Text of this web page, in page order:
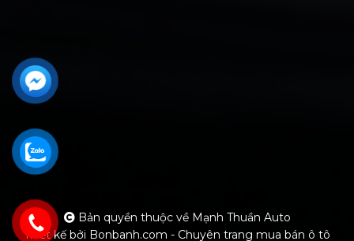
Bản quyền thuộc về Mạnh Thuần Auto
Thiết kế bởi Bonbanh.com - Chuyên trang mua bán ô tô